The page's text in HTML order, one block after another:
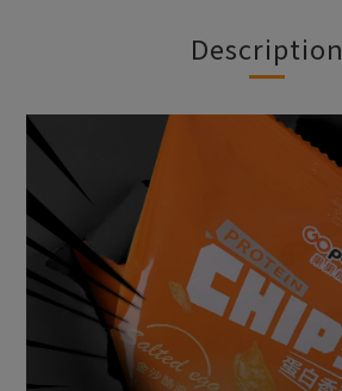
Description